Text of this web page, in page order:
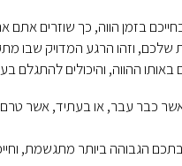
בזמן הווה, כך שוזרים אתם
וזהו הרגע המדויק שבו
ההווה, והיכולים להתגלם
עבר, או בעתיד, אשר טרם
הגבוהה ביותר מתגשמת,